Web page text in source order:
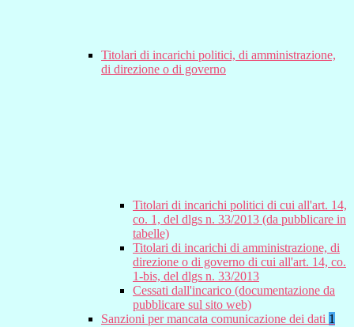
Titolari di incarichi politici, di amministrazione,
di direzione o di governo
Titolari di incarichi politici di cui all'art. 14,
co. 1, del dlgs n. 33/2013 (da pubblicare in
tabelle)
Titolari di incarichi di amministrazione, di
direzione o di governo di cui all'art. 14, co.
1-bis, del dlgs n. 33/2013
Cessati dall'incarico (documentazione da
pubblicare sul sito web)
Sanzioni per mancata comunicazione dei dati 1